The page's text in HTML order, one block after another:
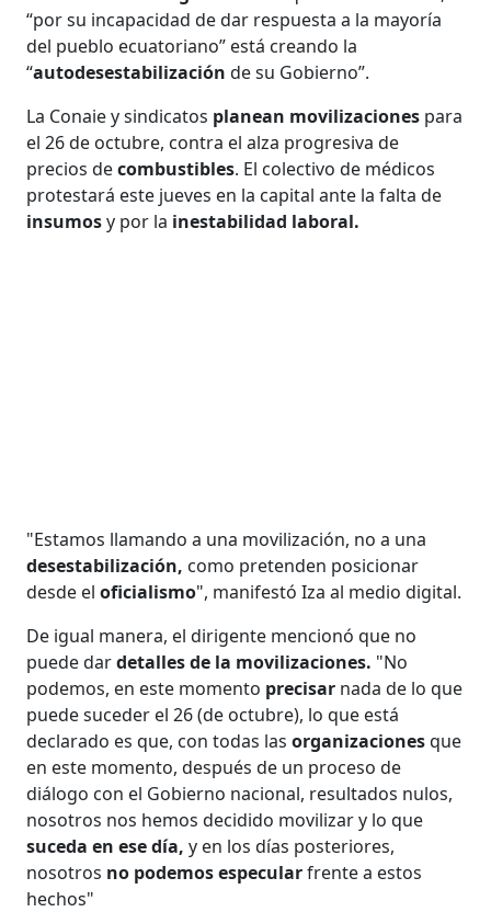
“por su incapacidad de dar respuesta a la mayoría
del pueblo ecuatoriano” está creando la
“autodesestabilización de su Gobierno”.
La Conaie y sindicatos planean movilizaciones para
el 26 de octubre, contra el alza progresiva de
precios decombustibles. El colectivo de médicos
protestará este jueves en la capital ante la falta de
insumosy por la inestabilidad laboral.
"Estamos llamando a una movilización, no a una
desestabilización, como pretenden posicionar
desde eloficialismo", manifestó Iza al medio digital.
De igual manera, el dirigente mencionó que no
puede dardetalles de la movilizaciones. "No
podemos, en este momento precisar nada de lo que
puede suceder el 26 (de octubre), lo que está
declarado es que, con todas lasorganizacionesque
en este momento, después de un proceso de
diálogo con el Gobierno nacional, resultados nulos,
nosotros nos hemos decidido movilizar y lo que
suceda en ese día, y en los días posteriores,
nosotros no podemos especularfrente a estos
hechos"